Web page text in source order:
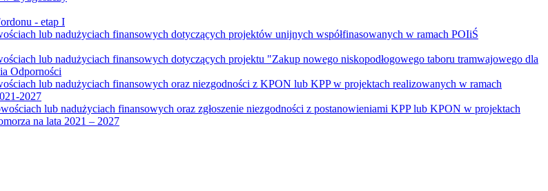
- etap I
lub nadużyciach finansowych dotyczących projektów unijnych współfinasowanych w ramach POIiŚ
lub nadużyciach finansowych dotyczących projektu "Zakup nowego niskopodłogowego taboru tramwajowego dla
Odporności
lub nadużyciach finansowych oraz niezgodności z KPON lub KPP w projektach realizowanych w ramach
2027
lub nadużyciach finansowych oraz zgłoszenie niezgodności z postanowieniami KPP lub KPON w projektach
na lata 2021 – 2027